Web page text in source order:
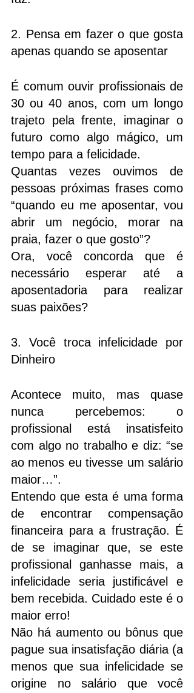
2. Pensa em fazer o que gosta
apenas quando se aposentar
É comum ouvir profissionais de
30 ou 40 anos, com um longo
trajeto pela frente, imaginar o
futuro como algo mágico, um
tempo para a felicidade.
Quantas vezes ouvimos de
pessoas próximas frases como
“quando eu me aposentar, vou
abrir um negócio, morar na
praia, fazer o que gosto”?
Ora, você concorda que é
necessário esperar até a
aposentadoria para realizar
suas paixões?
3. Você troca infelicidade por
Dinheiro
Acontece muito, mas quase
nunca percebemos: o
profissional está insatisfeito
com algo no trabalho e diz: “se
ao menos eu tivesse um salário
maior…”.
Entendo que esta é uma forma
de encontrar compensação
financeira para a frustração. É
de se imaginar que, se este
profissional ganhasse mais, a
infelicidade seria justificável e
bem recebida. Cuidado este é o
maior erro!
Não há aumento ou bônus que
pague sua insatisfação diária (a
menos que sua infelicidade se
origine no salário que você